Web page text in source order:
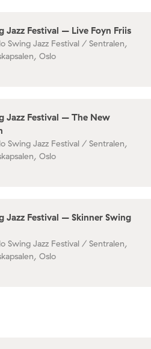
Jazz Festival – Live Foyn Friis
Swing Jazz Festival / Sentralen,
Oslo
Jazz Festival – The New
Swing Jazz Festival / Sentralen,
Oslo
Jazz Festival – Skinner Swing
Swing Jazz Festival / Sentralen,
Oslo